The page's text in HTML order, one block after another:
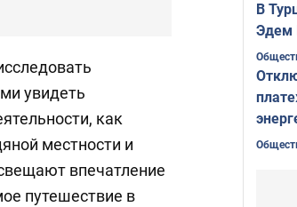
увидеть
как
местности и
впечатление
путешествие в
В
Эдем